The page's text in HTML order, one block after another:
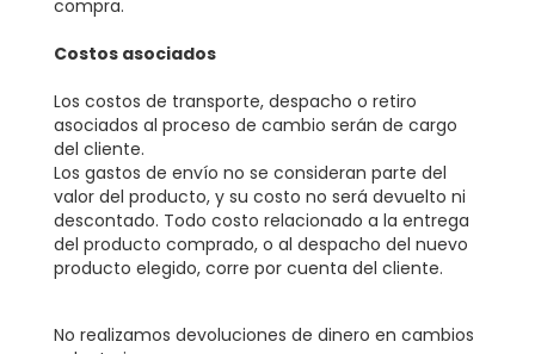
compra.
Costos asociados
Los costos de transporte, despacho o retiro
asociados al proceso de cambio serán de cargo
del cliente.
Los gastos de envío no se consideran parte del
valor del producto, y su costo no será devuelto ni
descontado. Todo costo relacionado a la entrega
del producto comprado, o al despacho del nuevo
producto elegido, corre por cuenta del cliente.
No realizamos devoluciones de dinero en cambios